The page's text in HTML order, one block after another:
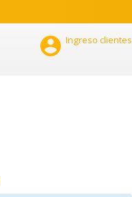
 Ingreso clientes